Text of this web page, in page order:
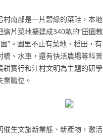
村南部是一片碧綠的菜畦，本
這片菜地擴建成340畝的“田園
”。園里不止有菜地、稻田，
橋、水車，還有快活農場等科
耕實行和江村文明為主題的研
業職位。
催生文旅新業態、新產物，激